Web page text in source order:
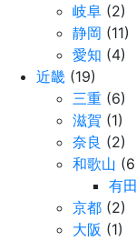
岐阜 (2)
静岡 (11)
愛知 (4)
近畿 (19)
三重 (6)
滋賀 (1)
奈良 (2)
和歌山
有
京都 (2)
大阪 (1)